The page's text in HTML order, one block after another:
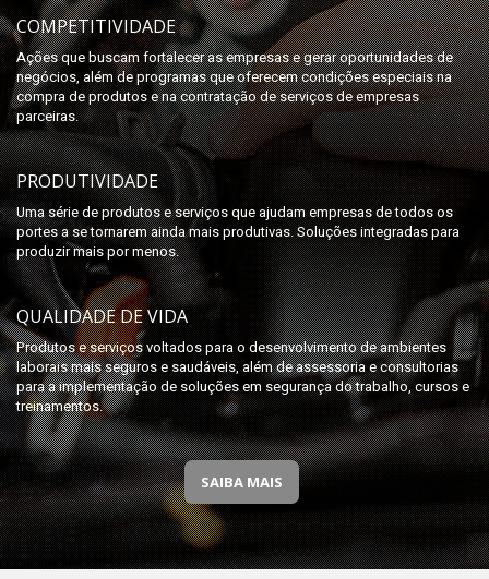
COMPETITIVIDADE
Ações que buscam fortalecer as empresas e gerar oportunidades de
negócios, além de programas que oferecem condições especiais na
compra de produtos e na contratação de serviços de empresas
parceiras.
PRODUTIVIDADE
Uma série de produtos e serviços que ajudam empresas de todos os
portes a se tornarem ainda mais produtivas. Soluções integradas para
produzir mais por menos.
QUALIDADE DE VIDA
Produtos e serviços voltados para o desenvolvimento de ambientes
laborais mais seguros e saudáveis, além de assessoria e consultorias
para a implementação de soluções em segurança do trabalho, cursos e
treinamentos.
SAIBA MAIS